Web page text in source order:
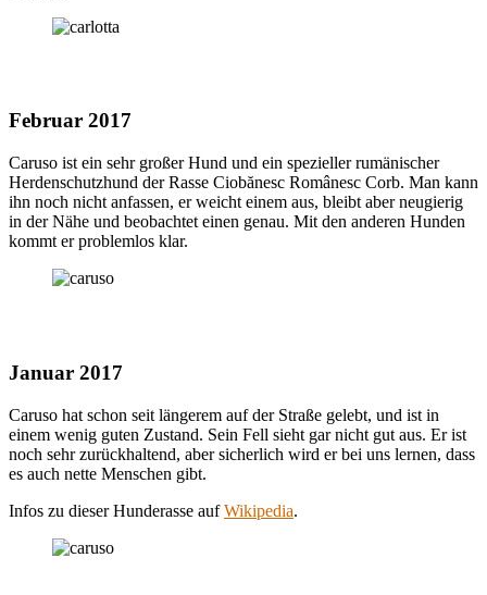
Februar 2017
Caruso ist ein sehr großer Hund und ein spezieller rumänischer
Herdenschutzhund der Rasse Ciobănesc Românesc Corb. Man kann
ihn noch nicht anfassen, er weicht einem aus, bleibt aber neugierig
in der Nähe und beobachtet einen genau. Mit den anderen Hunden
kommt er problemlos klar.
Januar 2017
Caruso hat schon seit längerem auf der Straße gelebt, und ist in
einem wenig guten Zustand. Sein Fell sieht gar nicht gut aus. Er ist
noch sehr zurückhaltend, aber sicherlich wird er bei uns lernen, dass
es auch nette Menschen gibt.
Infos zu dieser Hunderasse aufWikipedia.